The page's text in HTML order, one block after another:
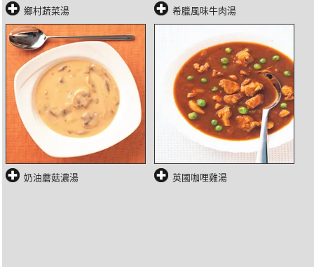
鄉村蔬菜湯 希臘風味牛肉湯
奶油蘑菇濃湯 英國咖哩雞湯